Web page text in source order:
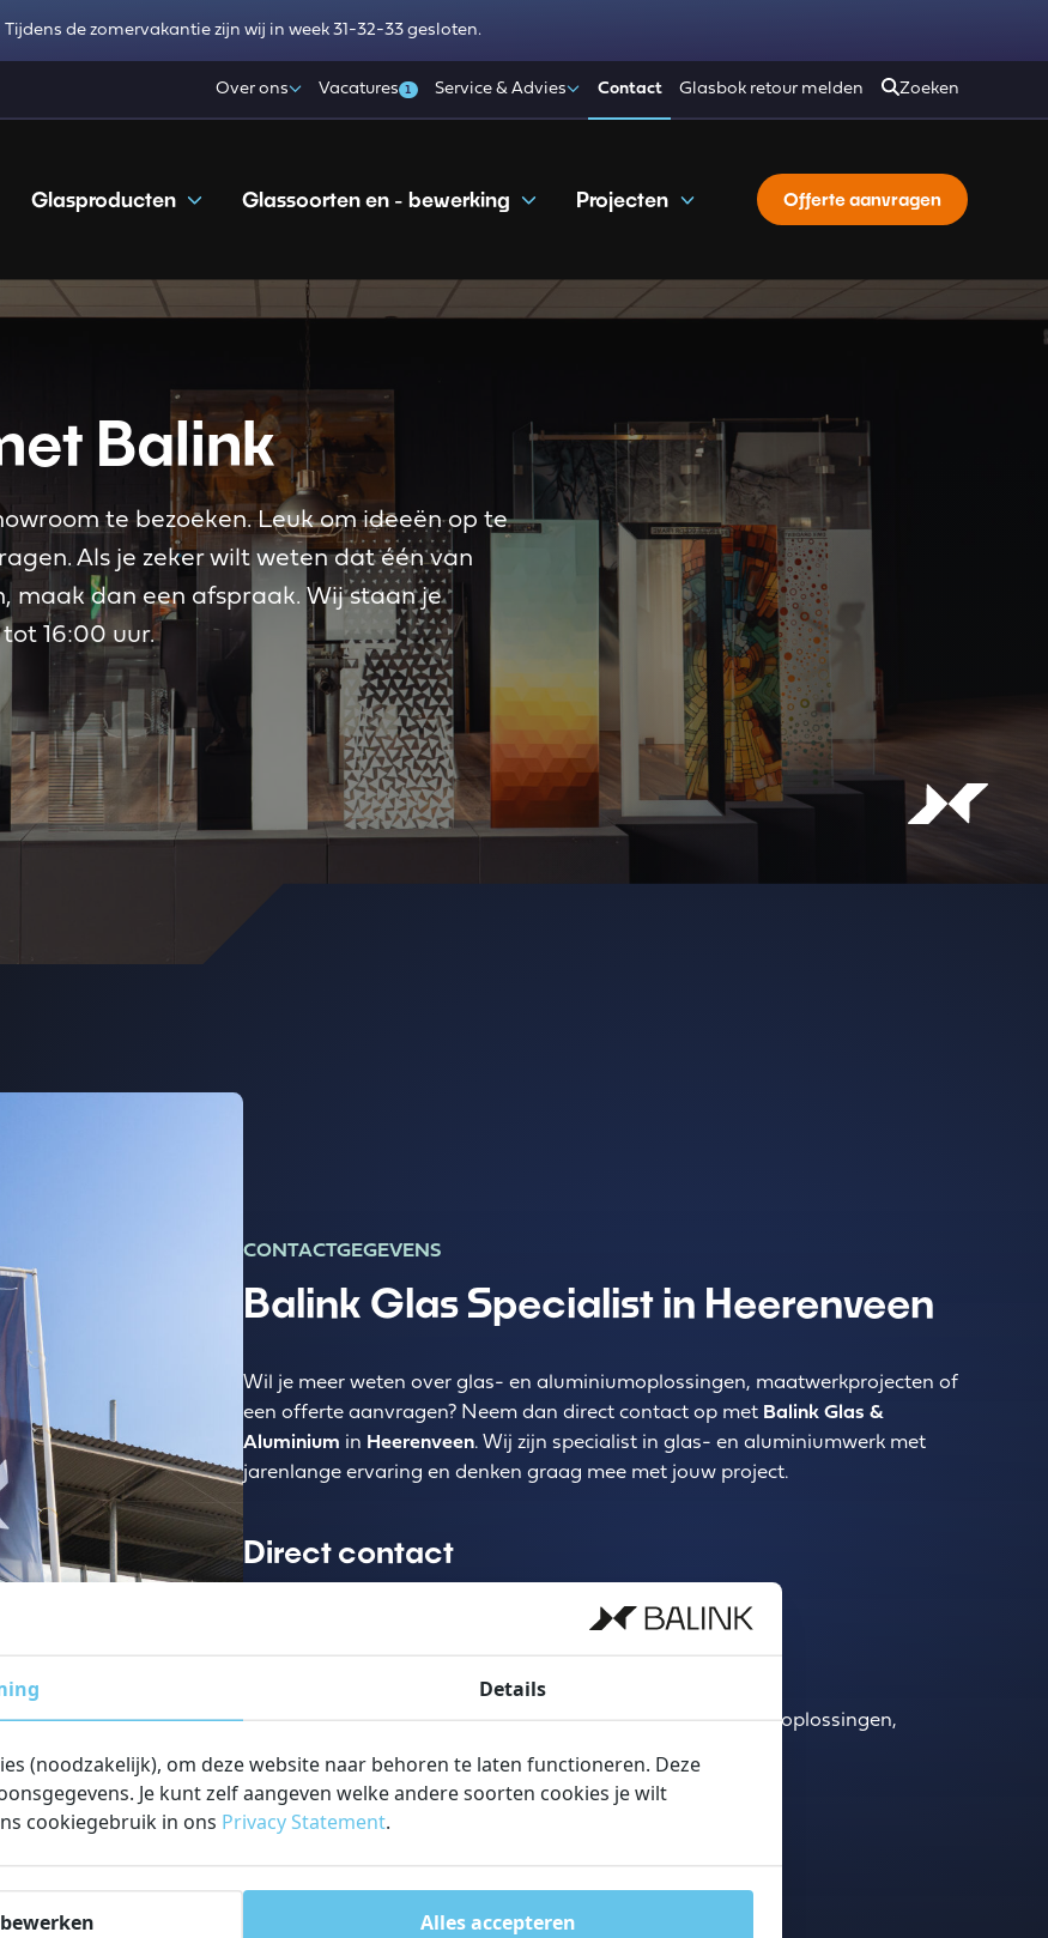
Tijdens de zomervakantie zijn wij in week 31-32-33 gesloten.
Over ons Vacatures 1 Service & Advies Contact Glasbok retour melden Zoeken
Glasproducten Glassoorten en - bewerking Projecten Offerte aanvragen
Balink
te bezoeken. Leuk om ideeën op te
Als je zeker wilt weten dat één van
maak dan een afspraak. Wij staan je
16:00 uur.
CONTACTGEGEVENS
Balink Glas Specialist in Heerenveen
Wil je meer weten over glas- en aluminiumoplossingen, maatwerkprojecten of
een offerte aanvragen? Neem dan direct contact op met Balink Glas &
Aluminium in Heerenveen. Wij zijn specialist in glas- en aluminiumwerk met
jarenlange ervaring en denken graag mee met jouw project.
Direct contact
📧E-mail: info@balink.nl
Wij staan klaar voor vragen over beglazing, maatwerk glasoplossingen,
BTW nummer: NL004435321B01
KvK nummer: 01043451
Details
(noodzakelijk), om deze website naar behoren te laten functioneren. Deze
Je kunt zelf aangeven welke andere soorten cookies je wilt
cookiegebruik in ons Privacy Statement.
Alles accepteren